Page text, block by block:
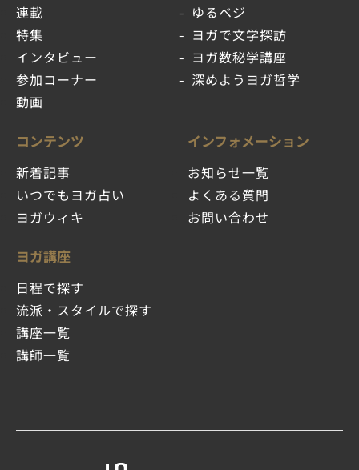
連載
特集
インタビュー
参加コーナー
動画
ゆるベジ
ヨガで文学探訪
ヨガ数秘学講座
深めようヨガ哲学
コンテンツ
新着記事
いつでもヨガ占い
ヨガウィキ
ヨガ講座
日程で探す
流派・スタイルで探す
講座一覧
講師一覧
インフォメーション
お知らせ一覧
よくある質問
お問い合わせ